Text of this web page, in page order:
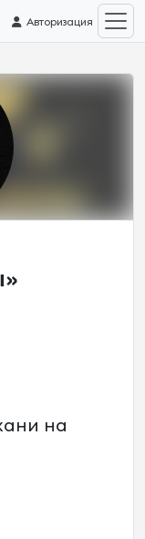
Авторизация
на